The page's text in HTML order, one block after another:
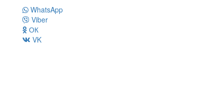
WhatsApp
Viber
ОК
VK